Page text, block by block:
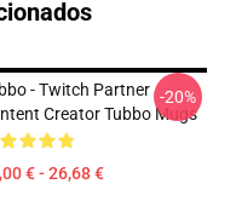
- Twitch Partner
Creator Tubbo Mugs
€ - 26,68 €
-20%